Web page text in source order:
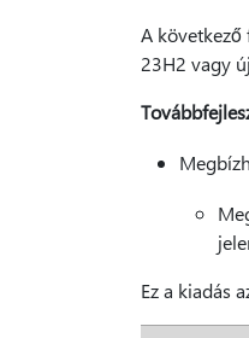
A következő
23H2 vagy
Ez a kiadás